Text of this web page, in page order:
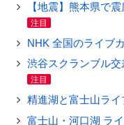
【地震】熊本県で
注目
NHK 全国のライブ
渋谷スクランブル
注目
精進湖と富士山ラ
富士山・河口湖 ラ